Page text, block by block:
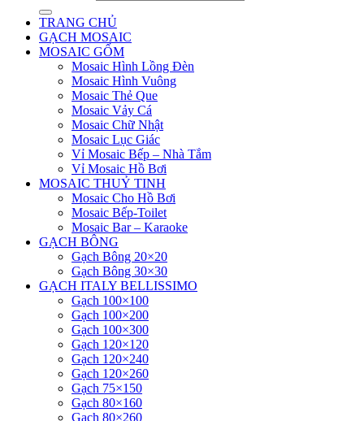
TRANG CHỦ
GẠCH MOSAIC
MOSAIC GỐM
Mosaic Hình Lồng Đèn
Mosaic Hình Vuông
Mosaic Thẻ Que
Mosaic Vảy Cá
Mosaic Chữ Nhật
Mosaic Lục Giác
Vỉ Mosaic Bếp – Nhà Tắm
Vỉ Mosaic Hồ Bơi
MOSAIC THUỶ TINH
Mosaic Cho Hồ Bơi
Mosaic Bếp-Toilet
Mosaic Bar – Karaoke
GẠCH BÔNG
Gạch Bông 20×20
Gạch Bông 30×30
GẠCH ITALY BELLISSIMO
Gạch 100×100
Gạch 100×200
Gạch 100×300
Gạch 120×120
Gạch 120×240
Gạch 120×260
Gạch 75×150
Gạch 80×160
Gạch 80×260